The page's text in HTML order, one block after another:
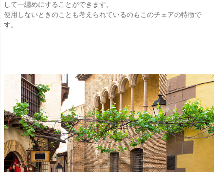
して一纏めにすることができます。
使用しないときのことも考えられているのもこのチェアの特徴で
す。